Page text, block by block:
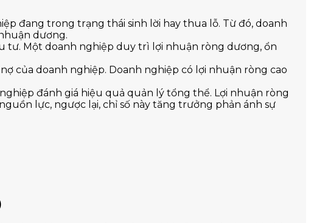
đang trong trạng thái sinh lời hay thua lỗ. Từ đó, doanh
dương.
tư. Một doanh nghiệp duy trì lợi nhuận ròng dương, ổn
của doanh nghiệp. Doanh nghiệp có lợi nhuận ròng cao
đánh giá hiệu quả quản lý tổng thể. Lợi nhuận ròng
lực, ngược lại, chỉ số này tăng trưởng phản ánh sự